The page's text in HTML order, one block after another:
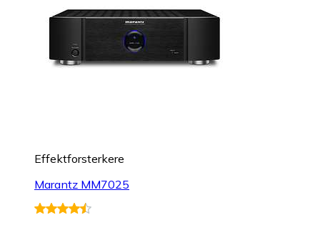
Effektforsterkere
Marantz MM7025